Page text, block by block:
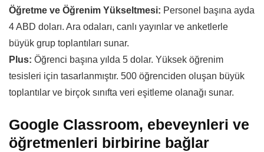
Öğretme ve Öğrenim Yükseltmesi: Personel başına ayda
4 ABD doları. Ara odaları, canlı yayınlar ve anketlerle
büyük grup toplantıları sunar.
Plus: Öğrenci başına yılda 5 dolar. Yüksek öğrenim
tesisleri için tasarlanmıştır. 500 öğrenciden oluşan büyük
toplantılar ve birçok sınıfta veri eşitleme olanağı sunar.
Google Classroom, ebeveynleri ve
öğretmenleri birbirine bağlar